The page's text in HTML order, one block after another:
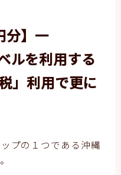
分】一
ルを利用する
」利用で更に
プの１つである沖縄